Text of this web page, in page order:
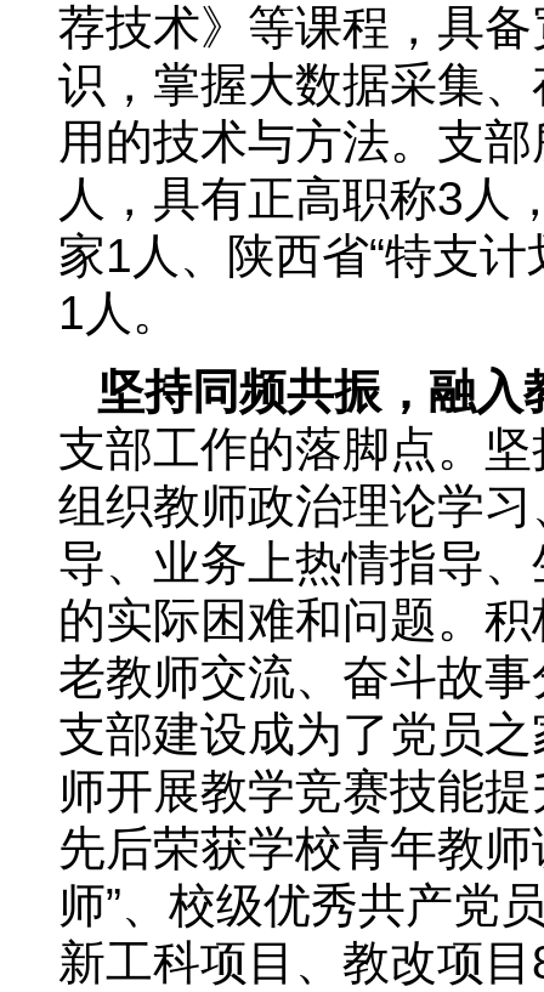
荐技术》等课程，具
识，掌握大数据采集
用的技术与方法。支
人，具有正高职称3人
家1人、陕西省“特支
1人。
坚持同频共振，融入
支部工作的落脚点。
组织教师政治理论学
导、业务上热情指导
的实际困难和问题。
老教师交流、奋斗故
支部建设成为了党员
师开展教学竞赛技能
先后荣获学校青年教
师”、校级优秀共产党
新工科项目、教改项